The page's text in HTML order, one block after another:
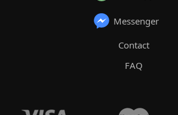
Messenger
Contact
FAQ